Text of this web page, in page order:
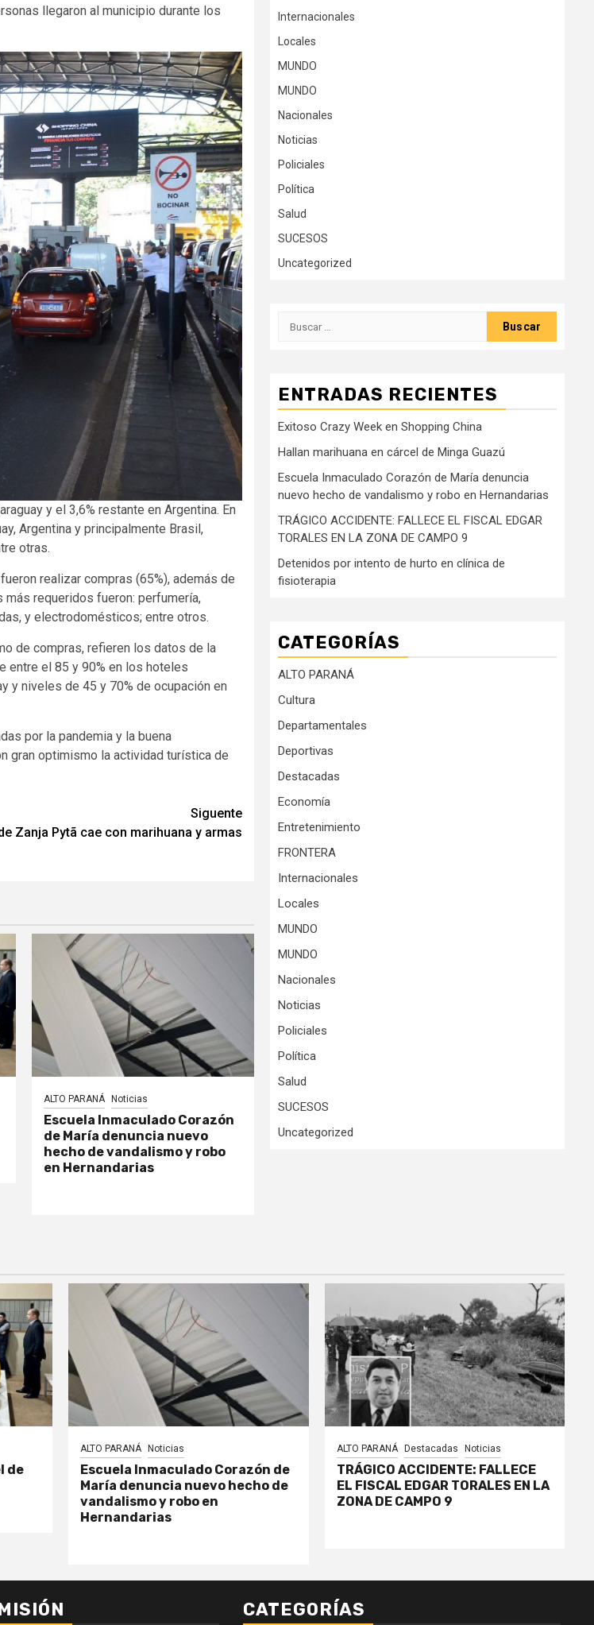
llegaron al municipio durante los
y el 3,6% restante en Argentina. En
Argentina y principalmente Brasil,
otras.
realizar compras (65%), además de
más requeridos fueron: perfumería,
y electrodomésticos; entre otros.
de compras, refieren los datos de la
entre el 85 y 90% en los hoteles
y niveles de 45 y 70% de ocupación en
por la pandemia y la buena
gran optimismo la actividad turística de
Siguente
Zanja Pytã cae con marihuana y armas
ALTO PARANÁ Noticias
Escuela Inmaculado Corazón
de María denuncia nuevo
hecho de vandalismo y robo
en Hernandarias
Internacionales
Locales
MUNDO
MUNDO
Nacionales
Noticias
Policiales
Política
Salud
SUCESOS
Uncategorized
Buscar:
ENTRADAS RECIENTES
Exitoso Crazy Week en Shopping China
Hallan marihuana en cárcel de Minga Guazú
Escuela Inmaculado Corazón de María denuncia
nuevo hecho de vandalismo y robo en Hernandarias
TRÁGICO ACCIDENTE: FALLECE EL FISCAL EDGAR
TORALES EN LA ZONA DE CAMPO 9
Detenidos por intento de hurto en clínica de
fisioterapia
CATEGORÍAS
ALTO PARANÁ
Cultura
Departamentales
Deportivas
Destacadas
Economía
Entretenimiento
FRONTERA
Internacionales
Locales
MUNDO
MUNDO
Nacionales
Noticias
Policiales
Política
Salud
SUCESOS
Uncategorized
de
ALTO PARANÁ Noticias
Escuela Inmaculado Corazón de
María denuncia nuevo hecho de
vandalismo y robo en
Hernandarias
ALTO PARANÁ Destacadas Noticias
TRÁGICO ACCIDENTE: FALLECE
EL FISCAL EDGAR TORALES EN LA
ZONA DE CAMPO 9
CATEGORÍAS